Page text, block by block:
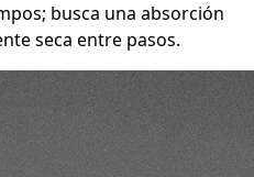
busca una absorción
seca entre pasos.